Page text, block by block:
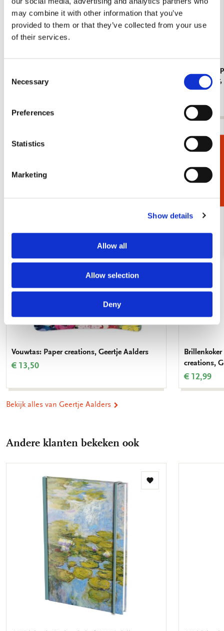
may combine it with other information that you’ve
provided to them or that they’ve collected from your use
of their services.
Selection
Necessary
Preferences
Statistics
Marketing
Show details
Allow all
Allow selection
Deny
Theater? Charlotte Salomon, JHM
Jan
aan
verlanglijst
Vouwtas: Paper creations, Geertje Aalders
€ 13,50
creations,
€ 12,99
Bekijk alles van Geertje Aalders
Andere klanten bekeken ook
Toevoegen
Cadeaukiezer